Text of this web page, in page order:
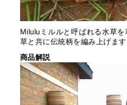
Miluluミルルと呼ばれる水草
草と共に伝統柄を編み上げます
商品解説